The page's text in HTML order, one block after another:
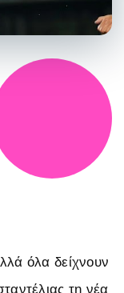
όλα δείχνουν
τη νέα